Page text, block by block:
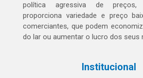
política agressiva de preços,
proporciona variedade e preço
comerciantes, que podem
do lar ou aumentar o lucro dos seus
Institucional